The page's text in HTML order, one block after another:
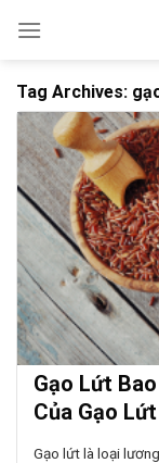
Tag Archives:
Gạo Lứt
Của Gạo Lứt
Gạo lứt là loại